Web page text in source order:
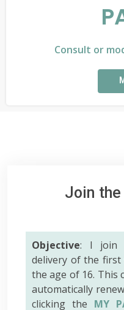
Consult or
Join
Objective: I join
delivery of the first
the age of 16. This
automatically
clicking the MY